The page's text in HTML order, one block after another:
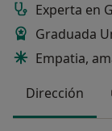
Experta en
Graduada
Empatia,
Dirección